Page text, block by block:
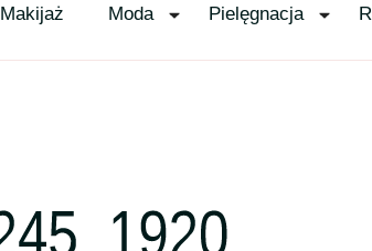
Makijaż Moda Pielęgnacja